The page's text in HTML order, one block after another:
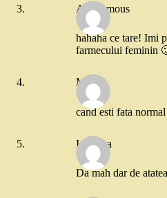
Anonymous
hahaha ce tare! Imi
farmecului feminin
Marius
cand esti fata
Ionouka
Da mah dar de